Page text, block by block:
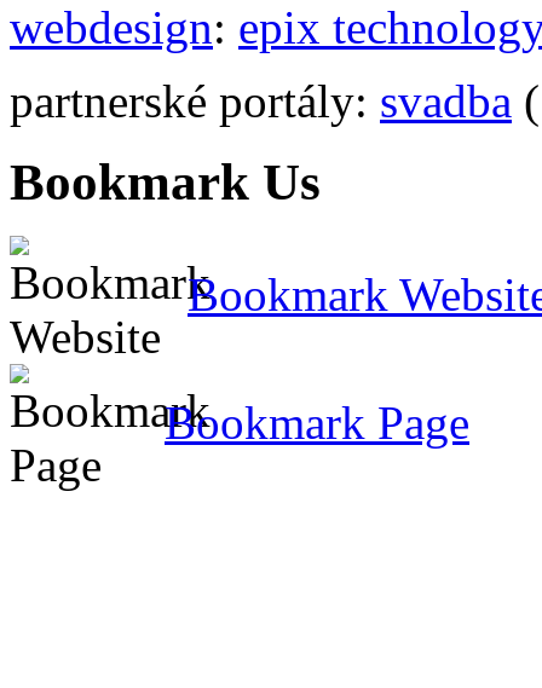
webdesign: epix
partnerské portály: svadba
Bookmark Us
Bookmark
Bookmark Page